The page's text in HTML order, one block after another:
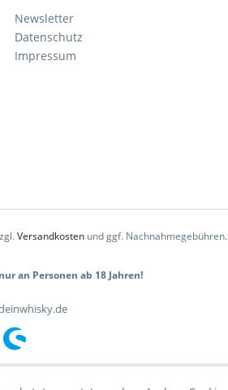
Newsletter
Datenschutz
Impressum
Versandkosten und ggf. Nachnahmegebühren.
an Personen ab 18 Jahren!